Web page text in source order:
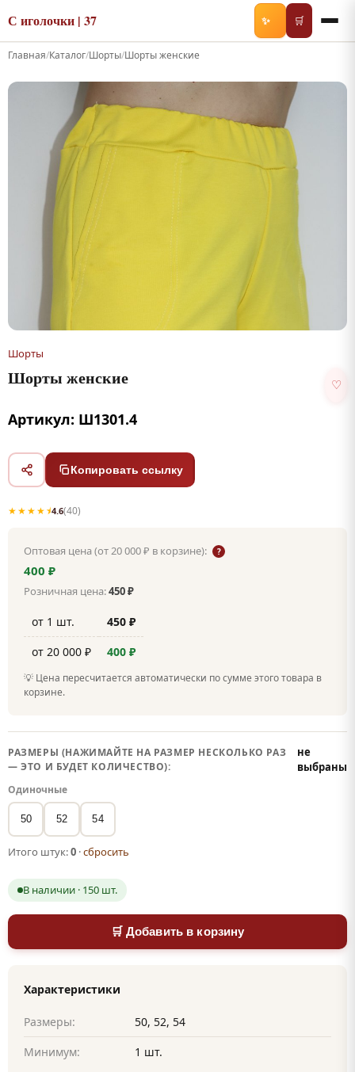
С иголочки | 37 ✨ 🛒
Главная/Каталог/Шорты/Шорты женские
Шорты
Шорты женские ♡
Артикул: Ш1301.4
Копировать ссылку
★★★★⯨4.6(40)
Оптовая цена (от 20 000 ₽ в корзине): ?
400 ₽
Розничная цена:450 ₽
от 1 шт.
450 ₽
от 20 000 ₽
400 ₽
💡 Цена пересчитается автоматически по сумме этого товара в
корзине.
РАЗМЕРЫ (НАЖИМАЙТЕ НА РАЗМЕР НЕСКОЛЬКО РАЗ
— ЭТО И БУДЕТ КОЛИЧЕСТВО):
не
выбраны
Одиночные
50 52 54
Итого штук:0 ·сбросить
В наличии · 150 шт.
🛒 Добавить в корзину
Характеристики
Размеры:
50, 52, 54
Минимум:
1 шт.